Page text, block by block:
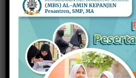
20 November 2025